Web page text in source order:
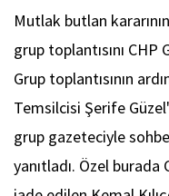
Mutlak butlan
grup toplantısını CHP
Grup toplantısının
Temsilcisi Şerife
grup gazeteciyle
yanıtladı. Özel burada